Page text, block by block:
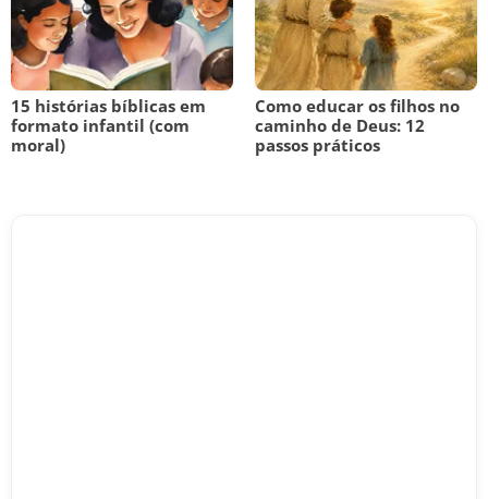
15 histórias bíblicas em
formato infantil (com
moral)
Como educar os filhos no
caminho de Deus: 12
passos práticos